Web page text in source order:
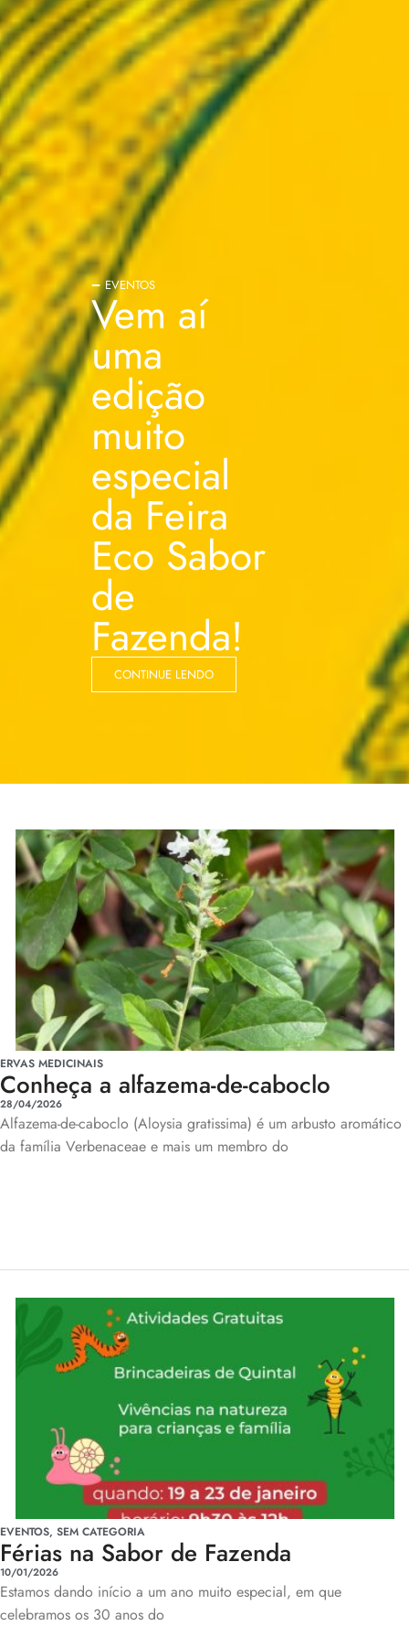
EVENTOS
Vem aí
uma
edição
muito
especial
da Feira
Eco Sabor
de
Fazenda!
CONTINUE LENDO
ERVAS MEDICINAIS
Conheça a alfazema-de-caboclo
28/04/2026
Alfazema-de-caboclo (Aloysia gratissima) é um arbusto aromático
da família Verbenaceae e mais um membro do
EVENTOS, SEM CATEGORIA
Férias na Sabor de Fazenda
10/01/2026
Estamos dando início a um ano muito especial, em que
celebramos os 30 anos do